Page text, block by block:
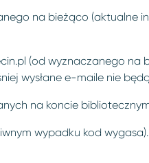
na bieżąco (aktualne
(od wyznaczanego na
wysłane e-maile nie
na koncie
wypadku kod wygasa).